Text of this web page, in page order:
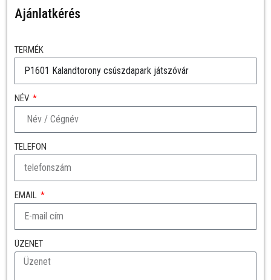
Ajánlatkérés
TERMÉK
NÉV
TELEFON
EMAIL
ÜZENET